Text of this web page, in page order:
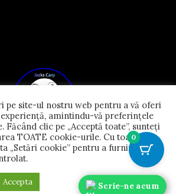
carp.ro
pe site-ul nostru web pentru a vă oferi
amintindu-vă preferințele
Făcând clic pe „Acceptă toate”, sunteți
TOATE cookie-urile. Cu toate
„Setări cookie” pentru a furniza un
Accepta
0
Scrie-ne acum